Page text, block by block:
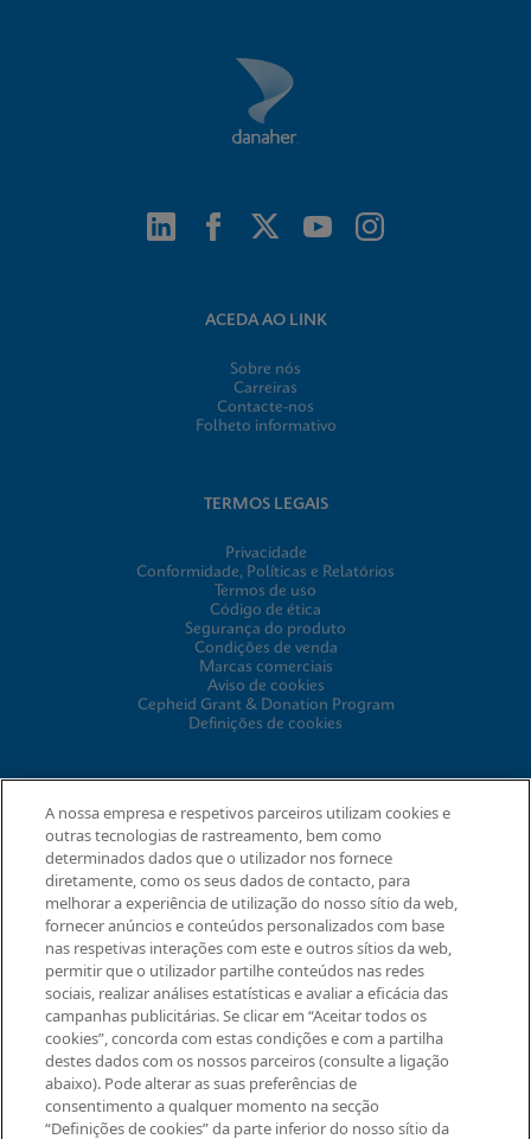
ACEDA AO LINK
Sobre nós
Carreiras
Contacte-nos
Folheto informativo
TERMOS LEGAIS
Privacidade
Conformidade, Políticas e Relatórios
Termos de uso
Código de ética
Segurança do produto
Condições de venda
Marcas comerciais
Aviso de cookies
Cepheid Grant & Donation Program
Definições de cookies
Acordo de tratamento de dados
Comunidades de parcerias
Termos e Condições de Segurança da Informação
© 2026 Cepheid. Cepheid®, o logótipo Cepheid, GeneXpert®,
Xpert®, e I-CORE® são marcas registadas da Cepheid,
registadas nos E.U.A. e outros países.
A nossa empresa e respetivos parceiros utilizam cookies e
outras tecnologias de rastreamento, bem como
determinados dados que o utilizador nos fornece
diretamente, como os seus dados de contacto, para
melhorar a experiência de utilização do nosso sítio da web,
fornecer anúncios e conteúdos personalizados com base
nas respetivas interações com este e outros sítios da web,
permitir que o utilizador partilhe conteúdos nas redes
sociais, realizar análises estatísticas e avaliar a eficácia das
campanhas publicitárias. Se clicar em “Aceitar todos os
cookies”, concorda com estas condições e com a partilha
destes dados com os nossos parceiros (consulte a ligação
abaixo). Pode alterar as suas preferências de
consentimento a qualquer momento na secção
“Definições de cookies” da parte inferior do nosso sítio da